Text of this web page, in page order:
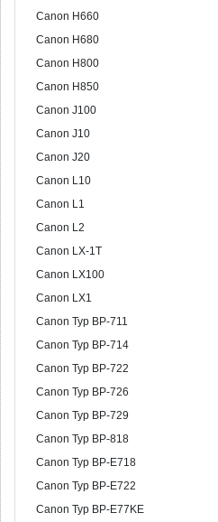
Canon H660
Canon H680
Canon H800
Canon H850
Canon J100
Canon J10
Canon J20
Canon L10
Canon L1
Canon L2
Canon LX-1T
Canon LX100
Canon LX1
Canon Typ BP-711
Canon Typ BP-714
Canon Typ BP-722
Canon Typ BP-726
Canon Typ BP-729
Canon Typ BP-818
Canon Typ BP-E718
Canon Typ BP-E722
Canon Typ BP-E77KE